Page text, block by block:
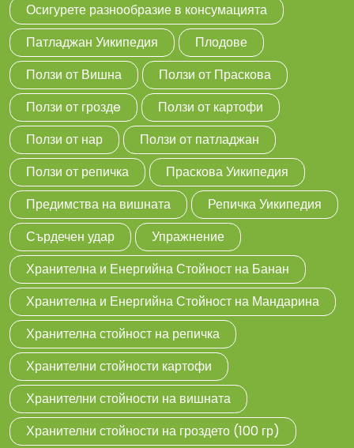
Осигурете разнообразие в консумацията
Патладжан Уикипедия
Плодове
Ползи от Вишна
Ползи от Праскова
Ползи от гроздe
Ползи от картофи
Ползи от нар
Ползи от патладжан
Ползи от репичка
Праскова Уикипедия
Предимства на вишната
Репичка Уикипедия
Сърдечен удар
Упражнение
Хранителна и Енергийна Стойност на Банан
Хранителна и Енергийна Стойност на Мандарина
Хранителна стойност на репичка
Хранителни стойности картофи
Хранителни стойности на вишната
Хранителни стойности на гроздето (100 гр)